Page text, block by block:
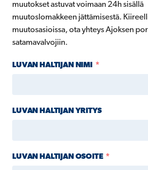
muutokset astuvat voimaan 24h sisällä
muutoslomakkeen jättämisestä.
muutosasioissa, ota yhteys Ajoksen
satamavalvojiin.
LUVAN HALTIJAN NIMI
LUVAN HALTIJAN YRITYS
LUVAN HALTIJAN OSOITE